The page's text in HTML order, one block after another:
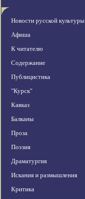
Новости русской культуры
Афиша
К читателю
Содержание
Публицистика
"Курск"
Кавказ
Балканы
Проза
Поэзия
Драматургия
Искания и размышления
Критика